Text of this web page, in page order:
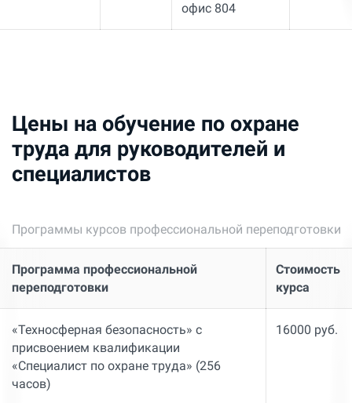
офис 804
Цены на обучение по охране
труда для руководителей и
специалистов
Программы курсов профессиональной переподготовки
Программа профессиональной
переподготовки
Стоимость
курса
«Техносферная безопасность» с
присвоением квалификации
«Специалист по охране труда» (256
часов)
16000 руб.